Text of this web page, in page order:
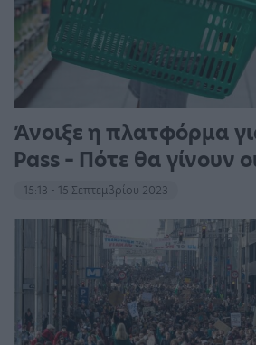
Άνοιξε η πλατφόρμα
Pass – Πότε θα γίνουν
15:13 - 15 Σεπτεμβρίου 2023